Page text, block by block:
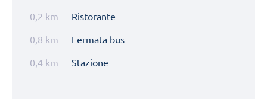
Ristorante
0,2 km
Fermata bus
0,8 km
Stazione
0,4 km